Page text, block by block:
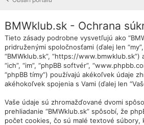
BMWklub.sk - Ochrana
Tieto zásady podrobne vysvetľujú ako
pridruženými spoločnosťami (ďalej len “my”,
“BMWklub.sk”, “https://www.bmwklub.sk”)
“ich”, “im”, “phpBB softvér”,
“phpBB tímy”) používajú akékoľvek údaje
akéhokoľvek spojenia s Vami (ďalej len
Vaše údaje sú zhromažďované dvomi
prehliadanie “BMWklub.sk” spôsobí, že
počet cookies, čo sú malé textové súbory,